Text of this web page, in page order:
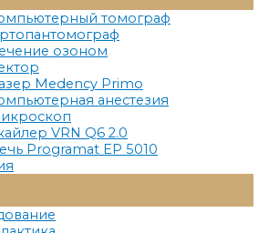
Меню
томограф
озоном
Medency Primo
анестезия
VRN Q6 2.0
Programat EP 5010
Меню